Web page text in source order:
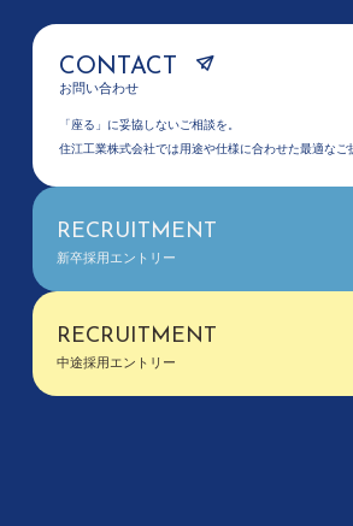
CONTACT
お問い合わせ
「座る」に妥協しないご相談を。
住江工業株式会社では用途や仕様に合わせた最適なご
RECRUITMENT
新卒採用エントリー
RECRUITMENT
中途採用エントリー